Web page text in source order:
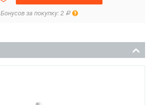
Бонусов за покупку: 2 Р Правила